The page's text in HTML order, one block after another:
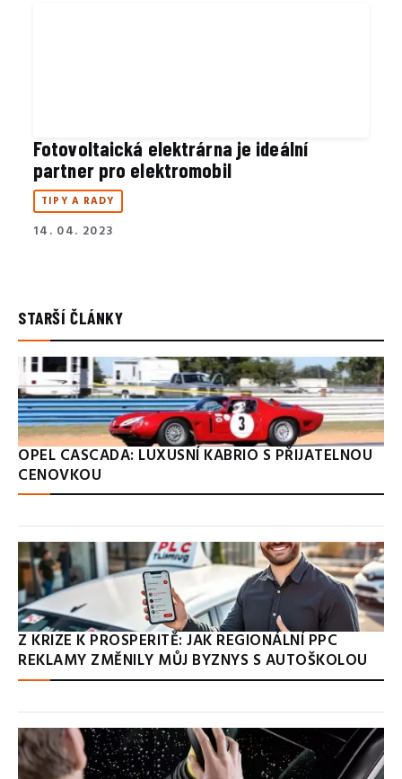
Fotovoltaická elektrárna je ideální
partner pro elektromobil
TIPY A RADY
14. 04. 2023
STARŠÍ ČLÁNKY
OPEL CASCADA: LUXUSNÍ KABRIO S PŘIJATELNOU
CENOVKOU
Z KRIZE K PROSPERITĚ: JAK REGIONÁLNÍ PPC
REKLAMY ZMĚNILY MŮJ BYZNYS S AUTOŠKOLOU